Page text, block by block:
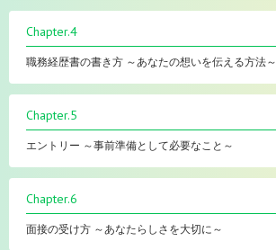
Chapter.4
職務経歴書の書き方 ～あなたの想いを伝える方法～
Chapter.5
エントリー ～事前準備として必要なこと～
Chapter.6
面接の受け方 ～あなたらしさを大切に～